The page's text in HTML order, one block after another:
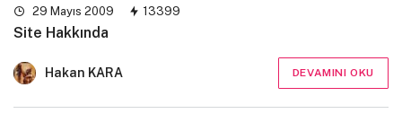
29 Mayıs 2009 13399
Site Hakkında
Hakan KARA DEVAMINI OKU